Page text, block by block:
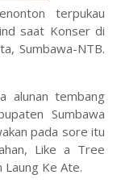
terpukau
saat Konser di
Sumbawa-NTB.
alunan tembang
Sumbawa
pada sore itu
Like a Tree
Laung Ke Ate.